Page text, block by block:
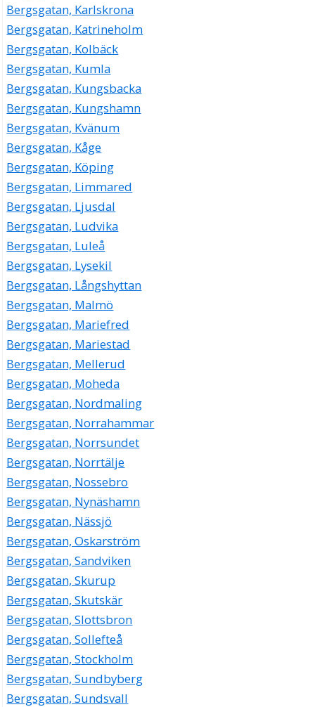
Bergsgatan, Karlskrona
Bergsgatan, Katrineholm
Bergsgatan, Kolbäck
Bergsgatan, Kumla
Bergsgatan, Kungsbacka
Bergsgatan, Kungshamn
Bergsgatan, Kvänum
Bergsgatan, Kåge
Bergsgatan, Köping
Bergsgatan, Limmared
Bergsgatan, Ljusdal
Bergsgatan, Ludvika
Bergsgatan, Luleå
Bergsgatan, Lysekil
Bergsgatan, Långshyttan
Bergsgatan, Malmö
Bergsgatan, Mariefred
Bergsgatan, Mariestad
Bergsgatan, Mellerud
Bergsgatan, Moheda
Bergsgatan, Nordmaling
Bergsgatan, Norrahammar
Bergsgatan, Norrsundet
Bergsgatan, Norrtälje
Bergsgatan, Nossebro
Bergsgatan, Nynäshamn
Bergsgatan, Nässjö
Bergsgatan, Oskarström
Bergsgatan, Sandviken
Bergsgatan, Skurup
Bergsgatan, Skutskär
Bergsgatan, Slottsbron
Bergsgatan, Sollefteå
Bergsgatan, Stockholm
Bergsgatan, Sundbyberg
Bergsgatan, Sundsvall